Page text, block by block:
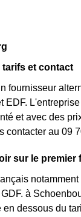
et contact
fournisseur
EDF.
et avec des
contacter au 09
sur le
à
dessous du